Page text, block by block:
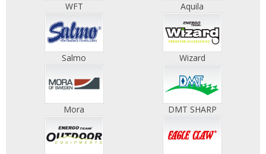
WFT Aquila
Salmo Wizard
Mora DMT SHARP